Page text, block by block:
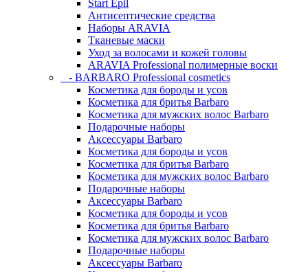
Start Epil
Антисептические средства
Наборы ARAVIA
Тканевые маски
Уход за волосами и кожей головы
ARAVIA Professional полимерные воски
- BARBARO Professional cosmetics
Косметика для бороды и усов
Косметика для бритья Barbaro
Косметика для мужских волос Barbaro
Подарочные наборы
Аксессуары Barbaro
Косметика для бороды и усов
Косметика для бритья Barbaro
Косметика для мужских волос Barbaro
Подарочные наборы
Аксессуары Barbaro
Косметика для бороды и усов
Косметика для бритья Barbaro
Косметика для мужских волос Barbaro
Подарочные наборы
Аксессуары Barbaro